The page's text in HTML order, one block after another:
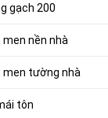
gạch 200
nền nhà
men tường nhà
tôn